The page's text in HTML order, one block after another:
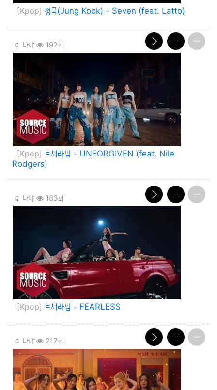
[Kpop] 정국(Jung Kook) - Seven (feat. Latto)
☺️ 나야 192회
[Kpop] 르세라핌 - UNFORGIVEN (feat. Nile
Rodgers)
☺️ 나야 183회
[Kpop] 르세라핌 - FEARLESS
☺️ 나야 217회